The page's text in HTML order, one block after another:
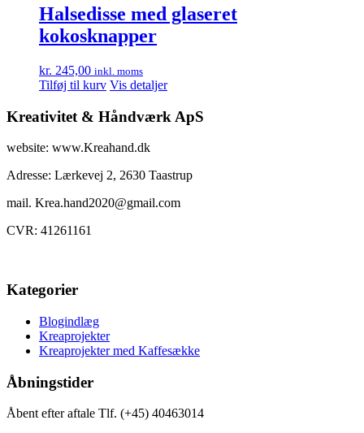
Halsedisse med glaseret
kokosknapper
kr. 245,00 inkl. moms
Tilføj til kurv Vis detaljer
Kreativitet & Håndværk ApS
website: www.Kreahand.dk
Adresse: Lærkevej 2, 2630 Taastrup
mail. Krea.hand2020@gmail.com
CVR: 41261161
Kategorier
Blogindlæg
Kreaprojekter
Kreaprojekter med Kaffesække
Åbningstider
Åbent efter aftale Tlf. (+45) 40463014